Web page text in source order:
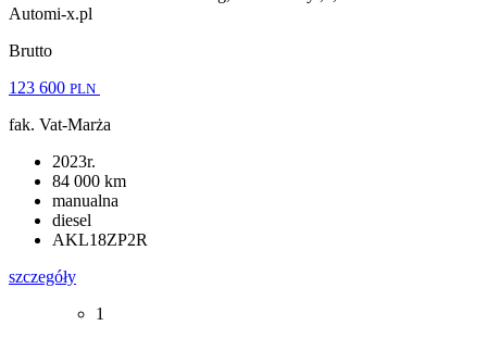
Automi-x.pl
Brutto
123 600 PLN
fak. Vat-Marża
2023r.
84 000 km
manualna
diesel
AKL18ZP2R
szczegóły
1